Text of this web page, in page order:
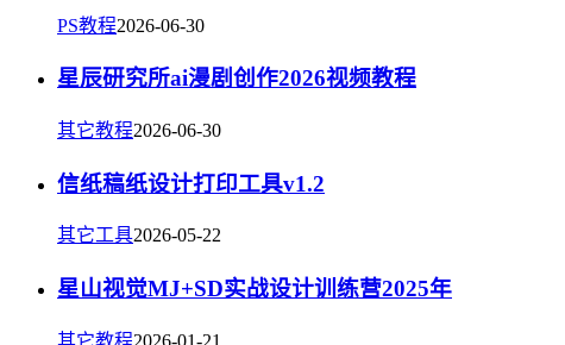
PS教程2026-06-30
星辰研究所ai漫剧创作2026视频教程
其它教程2026-06-30
信纸稿纸设计打印工具v1.2
其它工具2026-05-22
星山视觉MJ+SD实战设计训练营2025年
其它教程2026-01-21